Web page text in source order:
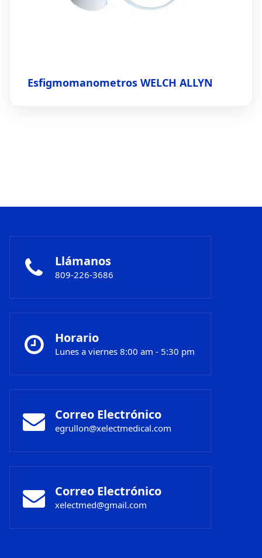
Esfigmomanometros WELCH ALLYN
Llámanos
809-226-3686
Horario
Lunes a viernes 8:00 am - 5:30 pm
Correo Electrónico
egrullon@xelectmedical.com
Correo Electrónico
xelectmed@gmail.com